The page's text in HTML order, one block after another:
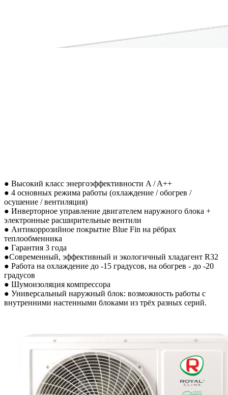
● Высокий класс энергоэффективности A / A++
● 4 основных режима работы (охлаждение / обогрев /
осушение / вентиляция)
● Инверторное управление двигателем наружного блока +
электронные расширительные вентили
● Антикоррозийное покрытие Blue Fin на рёбрах
теплообменника
● Гарантия 3 года
●Современный, эффективный и экологичный хладагент R32
● Работа на охлаждение до -15 градусов, на обогрев - до -20
градусов
● Шумоизоляция компрессора
● Универсальный наружный блок: возможность работы с
внутренними настенными блоками из трёх разных серий.